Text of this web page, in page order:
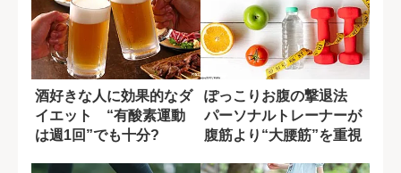
酒好きな人に効果的なダ
イエット “有酸素運動
は週1回”でも十分?
ぽっこりお腹の撃退法
パーソナルトレーナーが
腹筋より“大腰筋”を重視